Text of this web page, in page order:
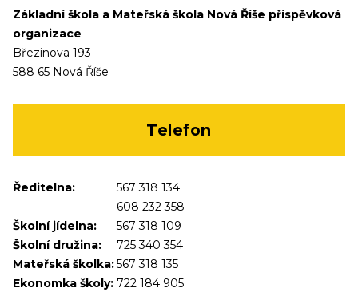
Základní škola a Mateřská škola Nová Říše příspěvková
organizace
Březinova 193
588 65 Nová Říše
Telefon
Ředitelna:
567 318 134
608 232 358
Školní jídelna:
567 318 109
Školní družina:
725 340 354
Mateřská školka:567 318 135
Ekonomka školy: 722 184 905